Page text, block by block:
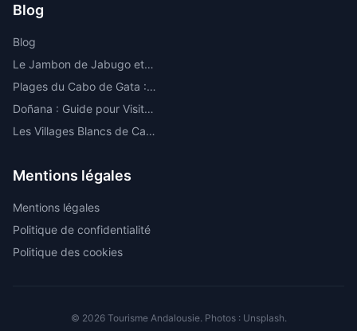
Blog
Blog
Le Jambon de Jabugo et la Route de l'Ibérique dans la Sierra de Huelva
Plages du Cabo de Gata : Les Meilleures Criques et Plages Vierges d'Almería
Doñana : Guide pour Visiter le Parc National le Plus Important d'Europe
Les Villages Blancs de Cadix : Route par les Plus Beaux
Mentions légales
Mentions légales
Politique de confidentialité
Politique des cookies
© 2026 Tourisme Andalousie. Photos : Unsplash.